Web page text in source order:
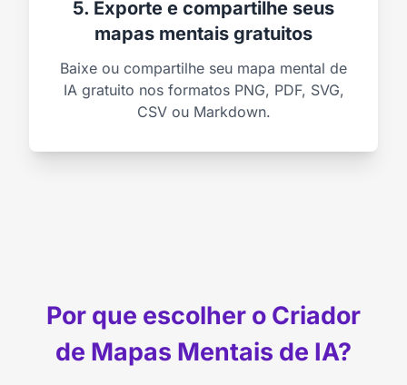
5. Exporte e compartilhe seus
mapas mentais gratuitos
Baixe ou compartilhe seu mapa mental de
IA gratuito nos formatos PNG, PDF, SVG,
CSV ou Markdown.
Por que escolher o Criador
de Mapas Mentais de IA?